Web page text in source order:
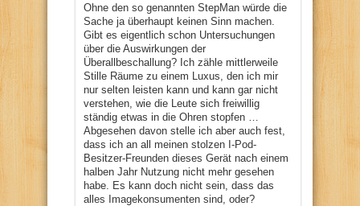
Ohne den so genannten StepMan würde die
Sache ja überhaupt keinen Sinn machen.
Gibt es eigentlich schon Untersuchungen
über die Auswirkungen der
Überallbeschallung? Ich zähle mittlerweile
Stille Räume zu einem Luxus, den ich mir
nur selten leisten kann und kann gar nicht
verstehen, wie die Leute sich freiwillig
ständig etwas in die Ohren stopfen …
Abgesehen davon stelle ich aber auch fest,
dass ich an all meinen stolzen I-Pod-
Besitzer-Freunden dieses Gerät nach einem
halben Jahr Nutzung nicht mehr gesehen
habe. Es kann doch nicht sein, dass das
alles Imagekonsumenten sind, oder?